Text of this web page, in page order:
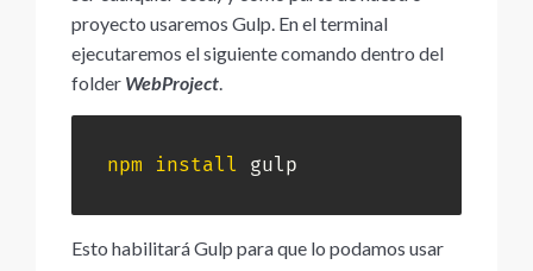
proyecto usaremos Gulp. En el terminal
ejecutaremos el siguiente comando dentro del
folder WebProject.
npm install gulp
Esto habilitará Gulp para que lo podamos usar